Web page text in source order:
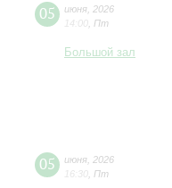
05 июня 2026
14:00 Пт
Большой зал
05 июня 2026
16:30 Пт